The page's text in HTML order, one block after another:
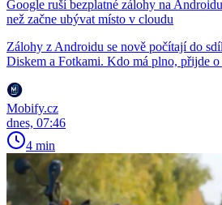
Google ruší bezplatné zálohy na
než začne ubývat místo v cloudu
Zálohy z Androidu se nově počítají do
Diskem a Fotkami. Kdo má plno, přijde
Mobify.cz
dnes, 07:46
4 min